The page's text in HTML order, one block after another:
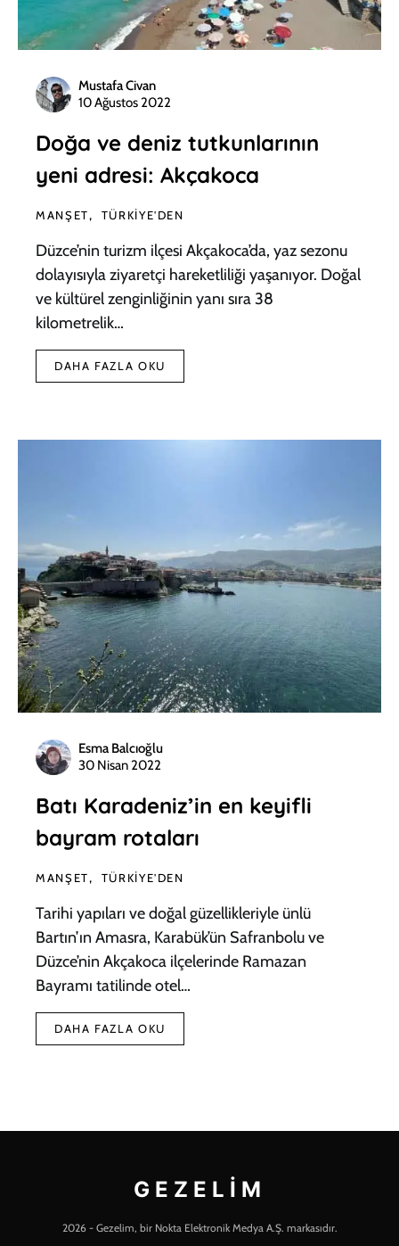
Mustafa Civan
10 Ağustos 2022
Doğa ve deniz tutkunlarının
yeni adresi: Akçakoca
MANŞET TÜRKIYE'DEN
Düzce’nin turizm ilçesi Akçakoca’da, yaz sezonu
dolayısıyla ziyaretçi hareketliliği yaşanıyor. Doğal
ve kültürel zenginliğinin yanı sıra 38
kilometrelik…
DAHA FAZLA OKU
Esma Balcıoğlu
30 Nisan 2022
Batı Karadeniz’in en keyifli
bayram rotaları
MANŞET TÜRKIYE'DEN
Tarihi yapıları ve doğal güzellikleriyle ünlü
Bartın’ın Amasra, Karabük’ün Safranbolu ve
Düzce’nin Akçakoca ilçelerinde Ramazan
Bayramı tatilinde otel…
DAHA FAZLA OKU
GEZELIM
2026 - Gezelim, bir Nokta Elektronik Medya A.Ş. markasıdır.